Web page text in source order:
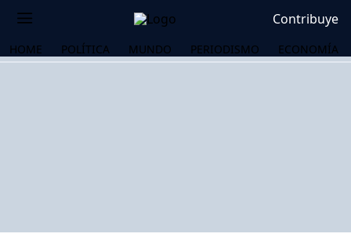
Contribuye
HOME POLÍTICA MUNDO PERIODISMO ECONOMÍA